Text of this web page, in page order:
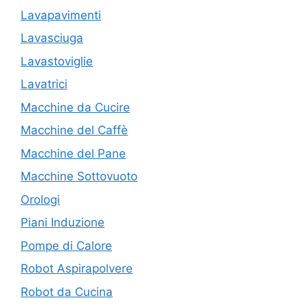
Lavapavimenti
Lavasciuga
Lavastoviglie
Lavatrici
Macchine da Cucire
Macchine del Caffè
Macchine del Pane
Macchine Sottovuoto
Orologi
Piani Induzione
Pompe di Calore
Robot Aspirapolvere
Robot da Cucina